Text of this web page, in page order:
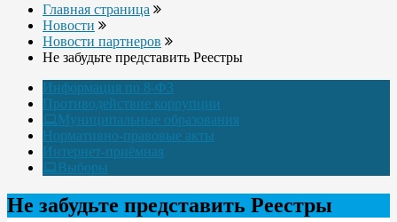
Главная страница
Новости
Новости партнеров
Не забудьте представить Реестры
Информация по 8-ФЗ
Противодействие коррупции
Муниципальные образования
Нормативно-правовые акты
Интернет-приёмная
Выборы
Не забудьте представить Реестры